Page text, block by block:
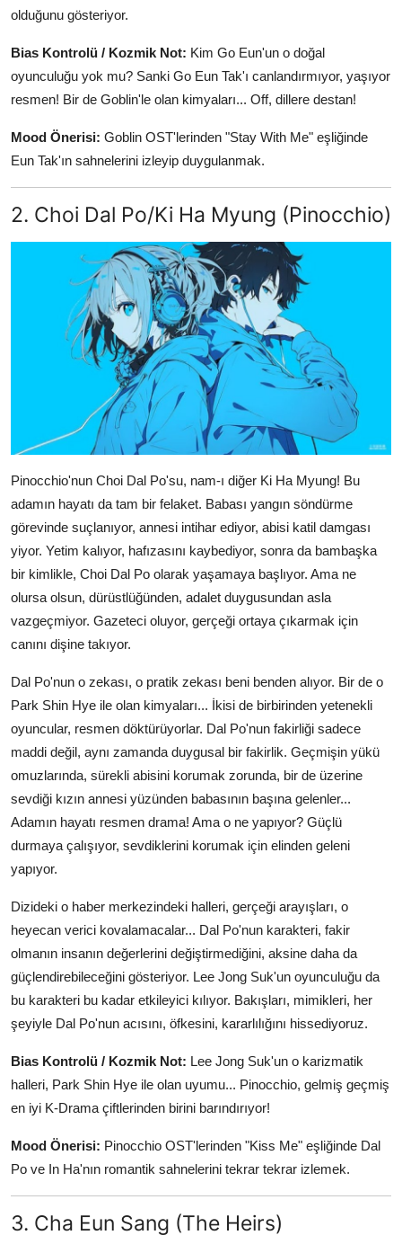
olduğunu gösteriyor.
Bias Kontrolü / Kozmik Not: Kim Go Eun'un o doğal
oyunculuğu yok mu? Sanki Go Eun Tak'ı canlandırmıyor, yaşıyor
resmen! Bir de Goblin'le olan kimyaları... Off, dillere destan!
Mood Önerisi: Goblin OST'lerinden "Stay With Me" eşliğinde
Eun Tak'ın sahnelerini izleyip duygulanmak.
2. Choi Dal Po/Ki Ha Myung (Pinocchio)
Pinocchio'nun Choi Dal Po'su, nam-ı diğer Ki Ha Myung! Bu
adamın hayatı da tam bir felaket. Babası yangın söndürme
görevinde suçlanıyor, annesi intihar ediyor, abisi katil damgası
yiyor. Yetim kalıyor, hafızasını kaybediyor, sonra da bambaşka
bir kimlikle, Choi Dal Po olarak yaşamaya başlıyor. Ama ne
olursa olsun, dürüstlüğünden, adalet duygusundan asla
vazgeçmiyor. Gazeteci oluyor, gerçeği ortaya çıkarmak için
canını dişine takıyor.
Dal Po'nun o zekası, o pratik zekası beni benden alıyor. Bir de o
Park Shin Hye ile olan kimyaları... İkisi de birbirinden yetenekli
oyuncular, resmen döktürüyorlar. Dal Po'nun fakirliği sadece
maddi değil, aynı zamanda duygusal bir fakirlik. Geçmişin yükü
omuzlarında, sürekli abisini korumak zorunda, bir de üzerine
sevdiği kızın annesi yüzünden babasının başına gelenler...
Adamın hayatı resmen drama! Ama o ne yapıyor? Güçlü
durmaya çalışıyor, sevdiklerini korumak için elinden geleni
yapıyor.
Dizideki o haber merkezindeki halleri, gerçeği arayışları, o
heyecan verici kovalamacalar... Dal Po'nun karakteri, fakir
olmanın insanın değerlerini değiştirmediğini, aksine daha da
güçlendirebileceğini gösteriyor. Lee Jong Suk'un oyunculuğu da
bu karakteri bu kadar etkileyici kılıyor. Bakışları, mimikleri, her
şeyiyle Dal Po'nun acısını, öfkesini, kararlılığını hissediyoruz.
Bias Kontrolü / Kozmik Not: Lee Jong Suk'un o karizmatik
halleri, Park Shin Hye ile olan uyumu... Pinocchio, gelmiş geçmiş
en iyi K-Drama çiftlerinden birini barındırıyor!
Mood Önerisi: Pinocchio OST'lerinden "Kiss Me" eşliğinde Dal
Po ve In Ha'nın romantik sahnelerini tekrar tekrar izlemek.
3. Cha Eun Sang (The Heirs)